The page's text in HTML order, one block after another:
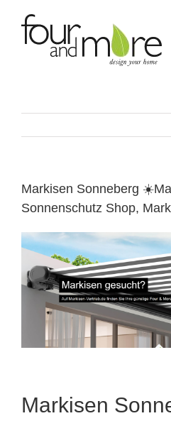
content
Markisen Sonneberg
Sonnenschutz Shop,
Markisen